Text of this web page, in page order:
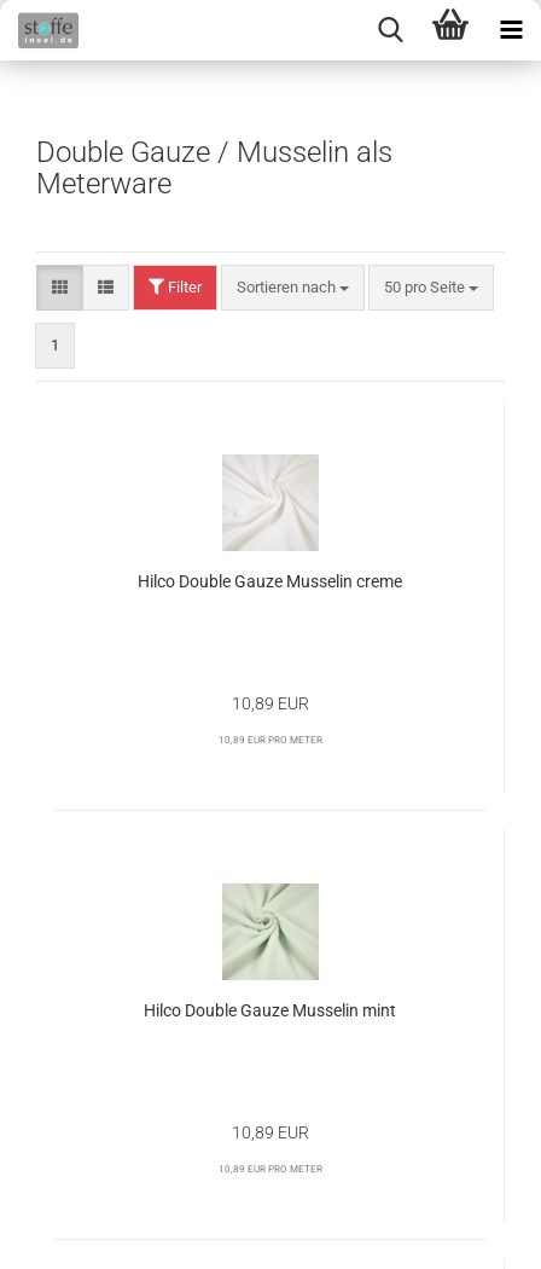
Double Gauze / Musselin als
Meterware
Filter Sortieren nach 50 pro Seite
1
Hilco Double Gauze Musselin creme
10,89 EUR
10,89 EUR pro Meter
Hilco Double Gauze Musselin mint
10,89 EUR
10,89 EUR pro Meter